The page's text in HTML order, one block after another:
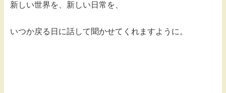
新しい世界を、新しい日常を、
いつか戻る日に話して聞かせてくれますように。